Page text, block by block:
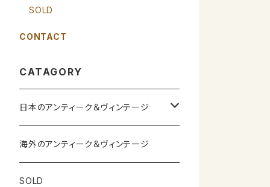
SOLD
CONTACT
CATAGORY
日本のアンティーク＆ヴィンテージ
カップ＆ソーサー
ガラス製品
海外のアンティーク＆ヴィンテージ
SOLD